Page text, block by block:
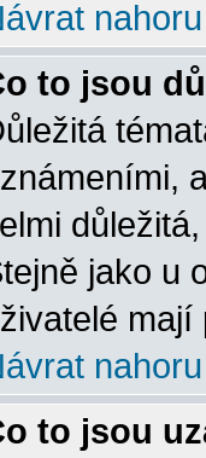
nahoru
to jsou
jako u
mají
nahoru
to jsou